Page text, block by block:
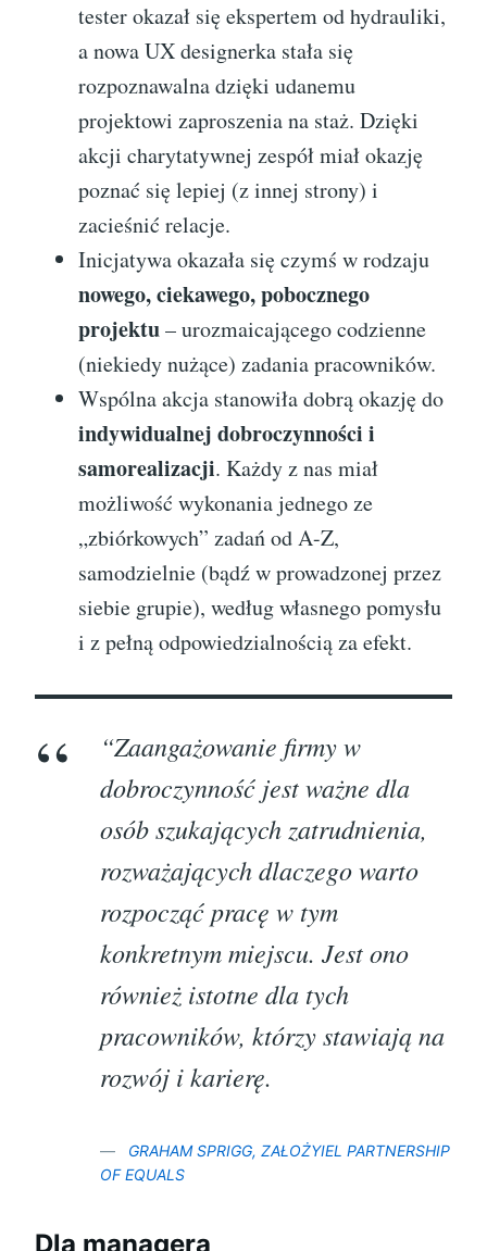
tester okazał się ekspertem od hydrauliki,
a nowa UX designerka stała się
rozpoznawalna dzięki udanemu
projektowi zaproszenia na staż. Dzięki
akcji charytatywnej zespół miał okazję
poznać się lepiej (z innej strony) i
zacieśnić relacje.
Inicjatywa okazała się czymś w rodzaju
nowego, ciekawego, pobocznego
projektu– urozmaicającego codzienne
(niekiedy nużące) zadania pracowników.
Wspólna akcja stanowiła dobrą okazję do
indywidualnej dobroczynności i
samorealizacji. Każdy z nas miał
możliwość wykonania jednego ze
„zbiórkowych” zadań od A-Z,
samodzielnie (bądź w prowadzonej przez
siebie grupie), według własnego pomysłu
i z pełną odpowiedzialnością za efekt.
“Zaangażowanie firmy w
dobroczynność jest ważne dla
osób szukających zatrudnienia,
rozważających dlaczego warto
rozpocząć pracę w tym
konkretnym miejscu. Jest ono
również istotne dla tych
pracowników, którzy stawiają na
rozwój i karierę.
GRAHAM SPRIGG, ZAŁOŻYIEL PARTNERSHIP
OF EQUALS
Dla managera